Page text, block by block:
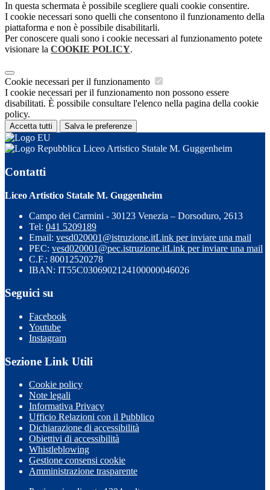
In questa schermata è possibile scegliere quali cookie consentire.
I cookie necessari sono quelli che consentono il funzionamento della
piattaforma e non è possibile disabilitarli.
Per conoscere quali sono i cookie necessari al funzionamento potete
visionare la COOKIE POLICY.
Cookie necessari per il funzionamento
I cookie necessari per il funzionamento non possono essere
disabilitati. È possibile consultare l'elenco nella pagina della cookie
policy.
Accetta tutti Salva le preferenze
Liceo Artistico Statale M. Guggenheim
Contatti
Liceo Artistico Statale M. Guggenheim
Campo dei Carmini - 30123 Venezia – Dorsoduro, 2613
Tel: 041 5209189
Email: vesd020001@istruzione.itLink per inviare una mail
PEC: vesd020001@pec.istruzione.itLink per inviare una mail
C.F.: 80012520278
IBAN: IT55C0306902124100000046026
Seguici su
Facebook
Youtube
Instagram
Sezione Link Utili
Cookie policy
Note legali
Informativa Privacy
Ufficio Relazioni con il Pubblico
Dichiarazione di accessibilità
Obiettivi di accessibilità
Whistleblowing
Gestione consensi cookie
Amministrazione trasparente